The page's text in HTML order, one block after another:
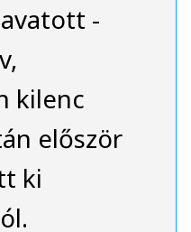
-
kilenc
először
ki